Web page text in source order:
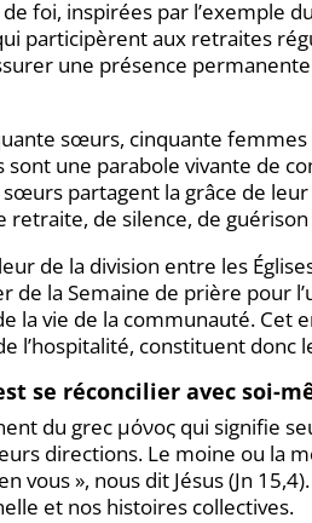
foi, inspirées par l’exemple
participèrent aux retraites
une présence
sœurs, cinquante
une parabole vivante de
partagent la grâce de
de silence, de
de la division entre les
de la Semaine de prière pour
la vie de la communauté.
l’hospitalité, constituent donc
se réconcilier avec soi-
du grec μόνος qui signifie
directions. Le moine ou la
», nous dit Jésus (Jn
et nos histoires collectives.